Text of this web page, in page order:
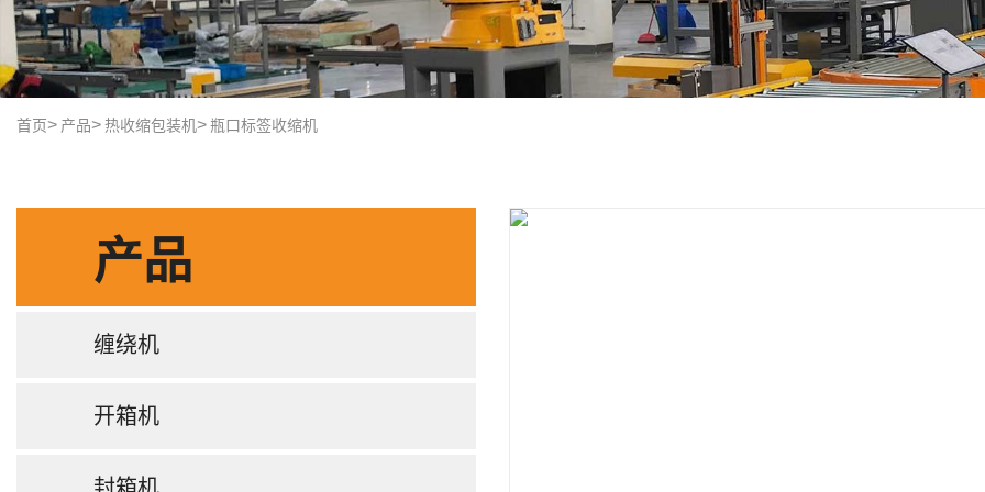
首页 产品 热收缩包装机 瓶口标签收缩机
产品
缠绕机
开箱机